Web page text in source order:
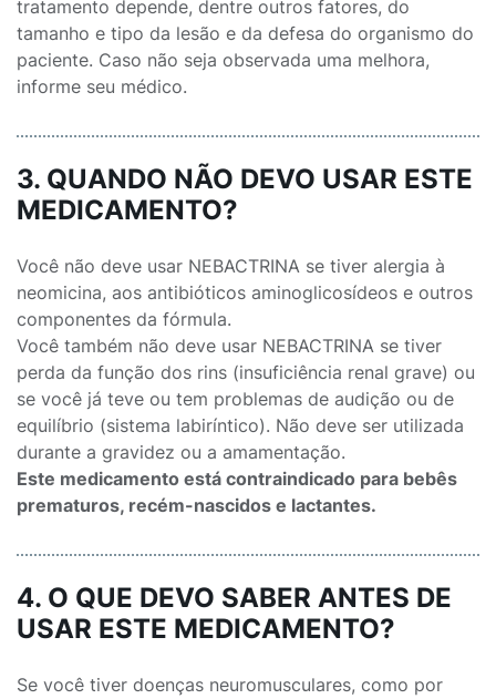
tratamento depende, dentre outros fatores, do
tamanho e tipo da lesão e da defesa do organismo do
paciente. Caso não seja observada uma melhora,
informe seu médico.
3. QUANDO NÃO DEVO USAR ESTE
MEDICAMENTO?
Você não deve usar NEBACTRINA se tiver alergia à
neomicina, aos antibióticos aminoglicosídeos e outros
componentes da fórmula.
Você também não deve usar NEBACTRINA se tiver
perda da função dos rins (insuficiência renal grave) ou
se você já teve ou tem problemas de audição ou de
equilíbrio (sistema labiríntico). Não deve ser utilizada
durante a gravidez ou a amamentação.
Este medicamento está contraindicado para bebês
prematuros, recém-nascidos e lactantes.
4. O QUE DEVO SABER ANTES DE
USAR ESTE MEDICAMENTO?
Se você tiver doenças neuromusculares, como por